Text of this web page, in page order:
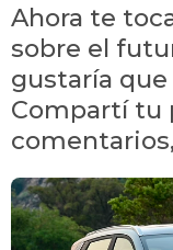
Ahora te
sobre el
gustaría
Compartí tu